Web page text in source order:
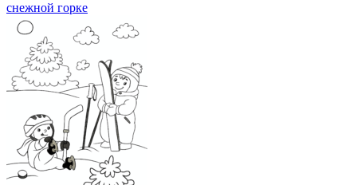
снежной горке